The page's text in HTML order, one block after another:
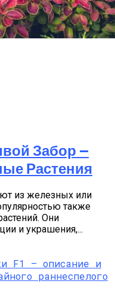
Забор —
Растения
из железных или
также
Они
и украшения,...